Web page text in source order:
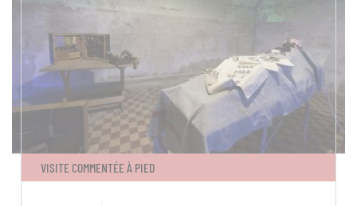
VISITE COMMENTÉE À PIED